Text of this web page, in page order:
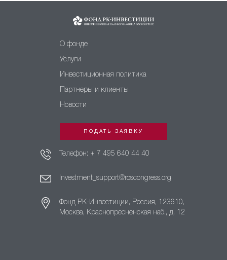
О фонде
Услуги
Инвестиционная политика
Партнеры и клиенты
Новости
ПОДАТЬ ЗАЯВКУ
Телефон: + 7 495 640 44 40
Investment_support@roscongress.org
Фонд РК-Инвестиции, Россия, 123610,
Москва, Краснопресненская наб., д. 12